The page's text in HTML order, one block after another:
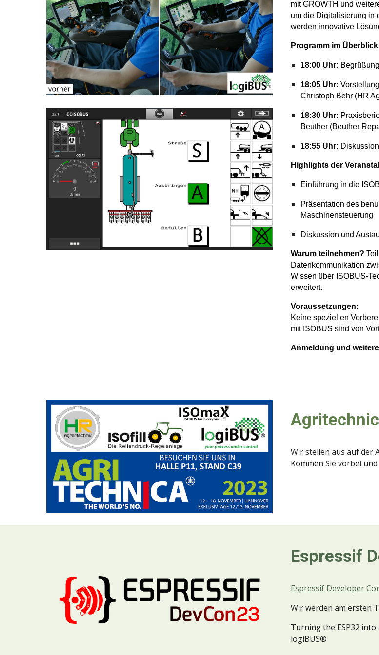
mit GROWTH und
um die Digitalisierung in
werden innovative
Programm im
18:00 Uhr:
18:05 Uhr:
Christoph Behr (HR
18:30 Uhr:
Beuther (Beuther
18:55 Uhr:
Highlights der
Einführung in die
Präsentation des
Maschinensteuerung
Diskussion und
Warum teilnehmen?
Datenkommunikation
Wissen über ISOBUS-
erweitert.
Voraussetzungen:
Keine speziellen
mit ISOBUS sind von
Anmeldung und
Wir stellen aus auf der
Kommen Sie vorbei
Espressif
Espressif Developer
Wir werden am ersten
Turning the ESP32 into
logiBUS®